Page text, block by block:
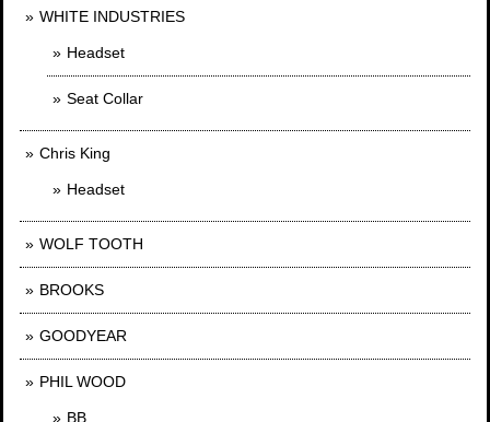
WHITE INDUSTRIES
Headset
Seat Collar
Chris King
Headset
WOLF TOOTH
BROOKS
GOODYEAR
PHIL WOOD
BB